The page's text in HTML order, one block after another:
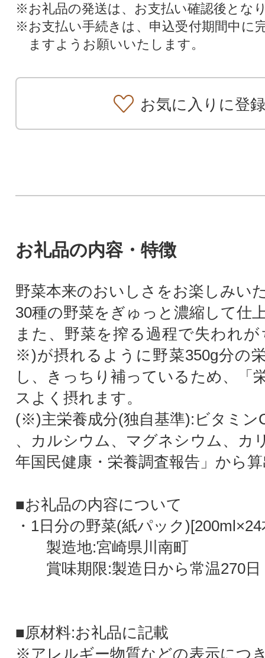
※お礼品の発送は、お支払い確認後とな
※お支払い手続きは、申込受付期間中に
ますようお願いいたします。
お気に入りに登録
お礼品の内容・特徴
野菜本来のおいしさをお楽しみい
30種の野菜をぎゅっと濃縮して仕
また、野菜を搾る過程で失われ
※)が摂れるように野菜350g分の
し、きっちり補っているため、「
スよく摂れます。
(※)主栄養成分(独自基準):ビタミン
、カルシウム、マグネシウム、カ
年国民健康・栄養調査報告」から
■お礼品の内容について
・1日分の野菜(紙パック
製造地:宮崎県川南町
賞味期限:製造日から常温270日
■原材料:お礼品に記載
※アレルギー物質などの表示につ